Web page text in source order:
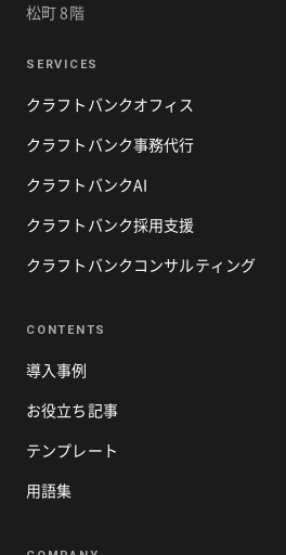
松町 8階
SERVICES
クラフトバンクオフィス
クラフトバンク事務代行
クラフトバンクAI
クラフトバンク採用支援
クラフトバンクコンサルティング
CONTENTS
導入事例
お役立ち記事
テンプレート
用語集